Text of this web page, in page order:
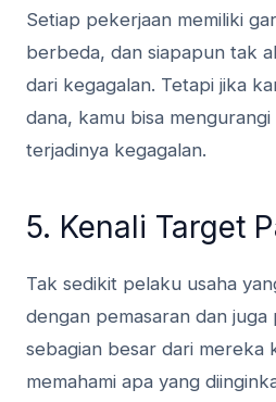
Setiap pekerjaan memiliki
berbeda, dan siapapun tak
dari kegagalan. Tetapi jika
dana, kamu bisa
terjadinya kegagalan.
5. Kenali Target
Tak sedikit pelaku usaha
dengan pemasaran dan juga
sebagian besar dari mereka
memahami apa yang